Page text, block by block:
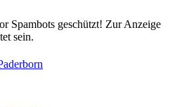
Spambots geschützt! Zur Anzeige
sein.